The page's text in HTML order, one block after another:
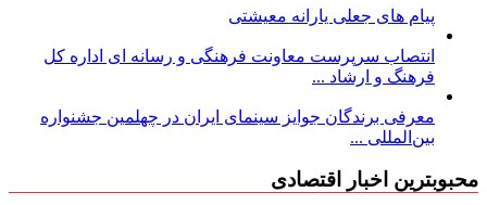
پیام های جعلی یارانه معیشتی
انتصاب سرپرست معاونت فرهنگی و رسانه ای اداره کل
فرهنگ و ارشاد ...
معرفی برندگان جوایز سینمای ایران در چهلمین جشنواره
بین‌المللی ...
محبوبترین اخبار اقتصادی